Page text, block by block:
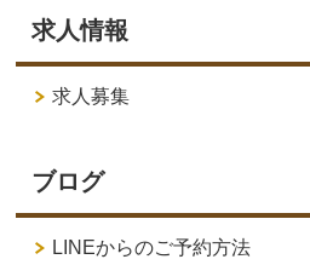
求人情報
求人募集
ブログ
LINEからのご予約方法